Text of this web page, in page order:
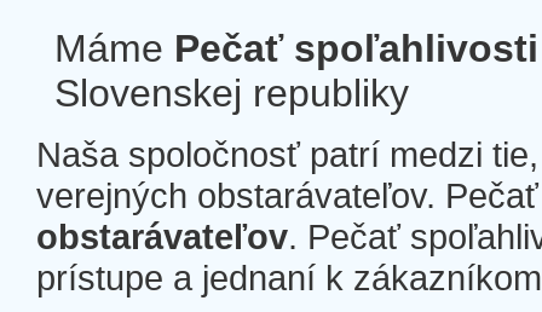
Máme Pečať spoľahlivosti
Slovenskej republiky
Naša spoločnosť patrí medzi
verejných obstarávateľov.
obstarávateľov. Pečať
prístupe a jednaní k